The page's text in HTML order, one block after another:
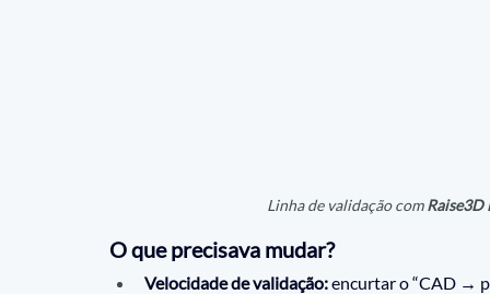
Linha de validação com Raise3D
O que precisava mudar?
Velocidade de validação: encurtar o “CAD →